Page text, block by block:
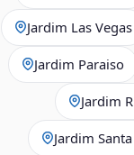
Jardim Las Vegas
Jardim Paraiso
Jardim
Jardim